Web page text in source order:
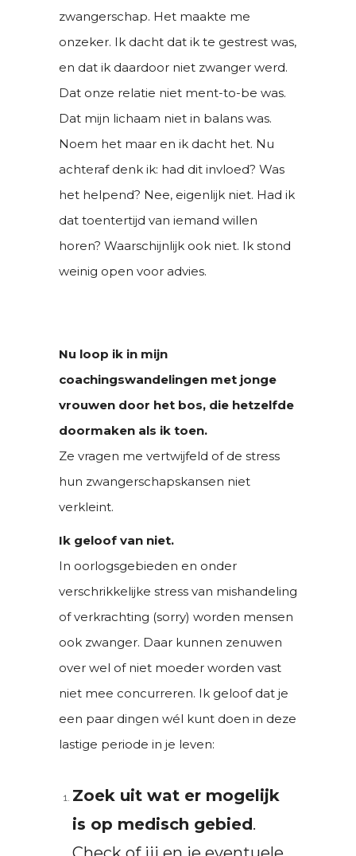
zwangerschap. Het maakte me
onzeker. Ik dacht dat ik te gestrest was,
en dat ik daardoor niet zwanger werd.
Dat onze relatie niet ment-to-be was.
Dat mijn lichaam niet in balans was.
Noem het maar en ik dacht het. Nu
achteraf denk ik: had dit invloed? Was
het helpend? Nee, eigenlijk niet. Had ik
dat toentertijd van iemand willen
horen? Waarschijnlijk ook niet. Ik stond
weinig open voor advies.
Nu loop ik in mijn
coachingswandelingen met jonge
vrouwen door het bos, die hetzelfde
doormaken als ik toen.
Ze vragen me vertwijfeld of de stress
hun zwangerschapskansen niet
verkleint.
Ik geloof van niet.
In oorlogsgebieden en onder
verschrikkelijke stress van mishandeling
of verkrachting (sorry) worden mensen
ook zwanger. Daar kunnen zenuwen
over wel of niet moeder worden vast
niet mee concurreren. Ik geloof dat je
een paar dingen wél kunt doen in deze
lastige periode in je leven:
Zoek uit wat er mogelijk
is op medisch gebied.